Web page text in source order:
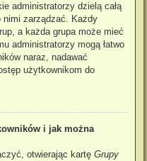
administratorzy dzielą całą
nimi zarządzać. Każdy
a każda grupa może mieć
administratorzy mogą łatwo
naraz, nadawać
użytkownikom do
i jak można
otwierając kartę Grupy